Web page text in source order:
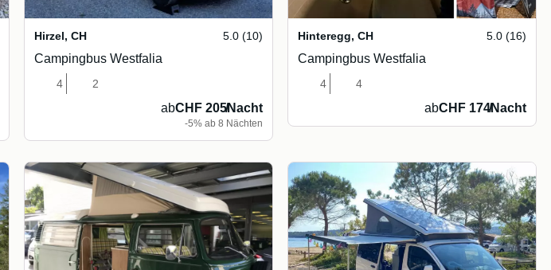
Hirzel, CH 5.0 (10)
Campingbus Westfalia
4 2
abCHF 205/Nacht
-5% ab 8 Nächten
Hinteregg, CH 5.0 (16)
Campingbus Westfalia
4 4
abCHF 174/Nacht